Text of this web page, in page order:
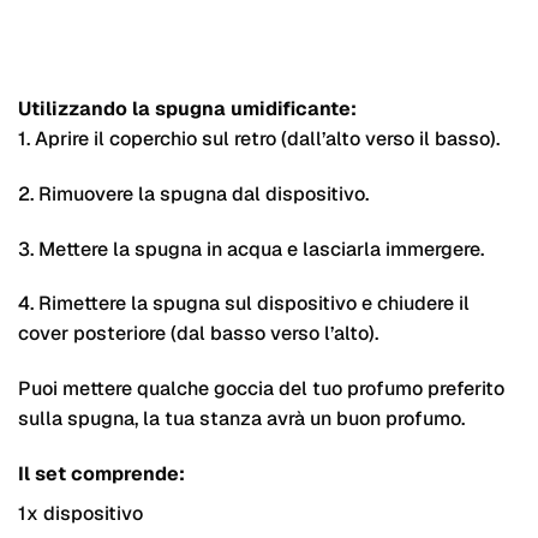
Utilizzando la spugna umidificante:
1. Aprire il coperchio sul retro (dall’alto verso il basso).
2. Rimuovere la spugna dal dispositivo.
3. Mettere la spugna in acqua e lasciarla immergere.
4. Rimettere la spugna sul dispositivo e chiudere il
cover posteriore (dal basso verso l’alto).
Puoi mettere qualche goccia del tuo profumo preferito
sulla spugna, la tua stanza avrà un buon profumo.
Il set comprende:
1x dispositivo